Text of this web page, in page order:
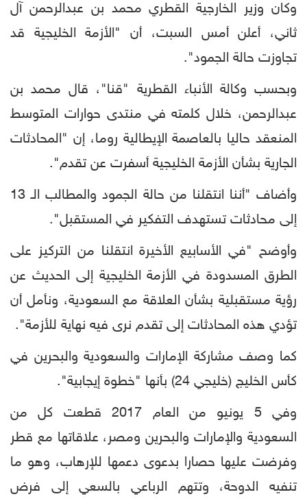
وكان وزير الخارجية القطري محمد بن عبدالرحمن آل
ثاني، أعلن أمس السبت، أن "الأزمة الخليجية قد
تجاوزت حالة الجمود".
وبحسب وكالة الأنباء القطرية "قنا"، قال محمد بن
عبدالرحمن، خلال كلمته في منتدى حوارات المتوسط
المنعقد حاليا بالعاصمة الإيطالية روما، إن "المحادثات
الجارية بشأن الأزمة الخليجية أسفرت عن تقدم".
وأضاف "أننا انتقلنا من حالة الجمود والمطالب الـ 13
إلى محادثات تستهدف التفكير في المستقبل".
وأوضح "في الأسابيع الأخيرة انتقلنا من التركيز على
الطرق المسدودة في الأزمة الخليجية إلى الحديث عن
رؤية مستقبلية بشأن العلاقة مع السعودية، ونأمل أن
تؤدي هذه المحادثات إلى تقدم نرى فيه نهاية للأزمة".
كما وصف مشاركة الإمارات والسعودية والبحرين في
كأس الخليج (خليجي 24) بأنها "خطوة إيجابية".
وفي 5 يونيو من العام 2017 قطعت كل من
السعودية والإمارات والبحرين ومصر، علاقاتها مع قطر
وفرضت عليها حصارا بدعوى دعمها للإرهاب، وهو ما
تنفيه الدوحة، وتتهم الرباعي بالسعي إلى فرض